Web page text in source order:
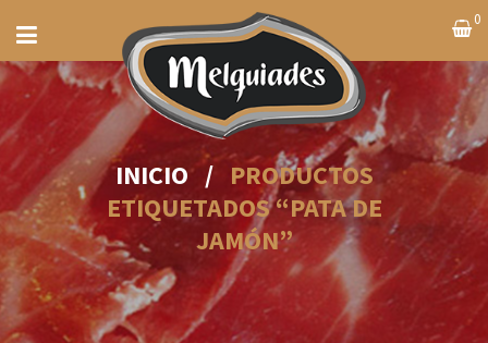
0
INICIO / PRODUCTOS
ETIQUETADOS “PATA DE
JAMÓN”